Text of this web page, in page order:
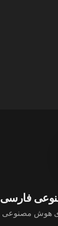
فارسی
هوش مصنوعی